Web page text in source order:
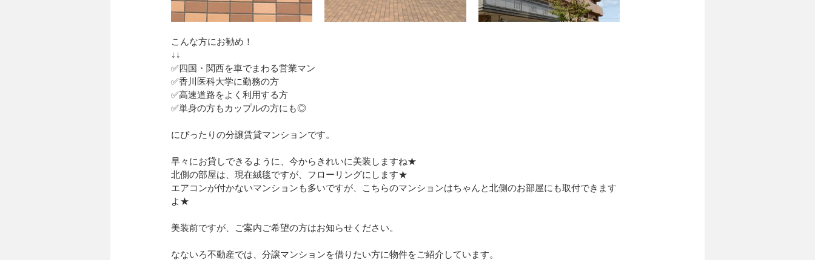
こんな方にお勧め！
↓↓
✅四国・関西を車でまわる営業マン
✅香川医科大学に勤務の方
✅高速道路をよく利用する方
✅単身の方もカップルの方にも◎
にぴったりの分譲賃貸マンションです。
早々にお貸しできるように、今からきれいに美装しますね★
北側の部屋は、現在絨毯ですが、フローリングにします★
エアコンが付かないマンションも多いですが、こちらのマンションはちゃんと北側のお部屋にも取付できます
よ★
美装前ですが、ご案内ご希望の方はお知らせください。
なないろ不動産では、分譲マンションを借りたい方に物件をご紹介しています。